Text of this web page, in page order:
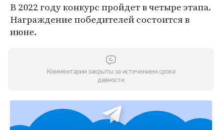
В 2022 году конкурс пройдет в четыре этапа.
Награждение победителей состоится в
июне.
Комментарии закрыты за истечением срока
давности